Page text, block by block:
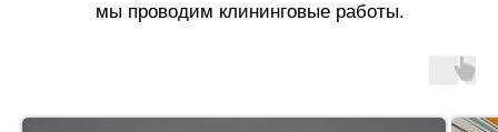
мы проводим клининговые работы.